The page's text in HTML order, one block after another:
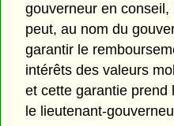
gouverneur en
peut, au nom du
garantir le
intérêts des valeurs
et cette garantie prend
le lieutenant-